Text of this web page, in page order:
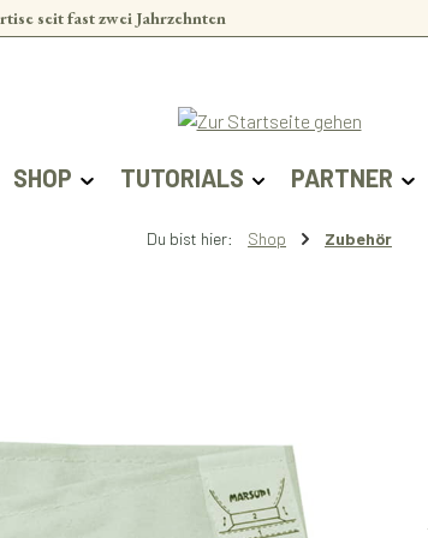
seit fast zwei Jahrzehnten
SHOP TUTORIALS PARTNER
Du bist hier: Shop Zubehör